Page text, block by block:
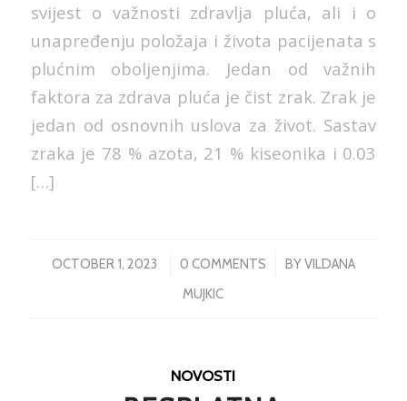
svijest o važnosti zdravlja pluća, ali i o
unapređenju položaja i života pacijenata s
plućnim oboljenjima. Jedan od važnih
faktora za zdrava pluća je čist zrak. Zrak je
jedan od osnovnih uslova za život. Sastav
zraka je 78 % azota, 21 % kiseonika i 0.03
[…]
OCTOBER 1, 2023
/ 0 COMMENTS
/ BYVILDANA
MUJKIC
NOVOSTI